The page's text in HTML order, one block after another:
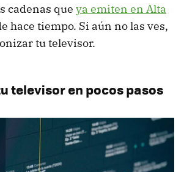
cadenas que ya emiten en Alta
hace tiempo. Si aún no las ves,
tu televisor.
televisor en pocos pasos